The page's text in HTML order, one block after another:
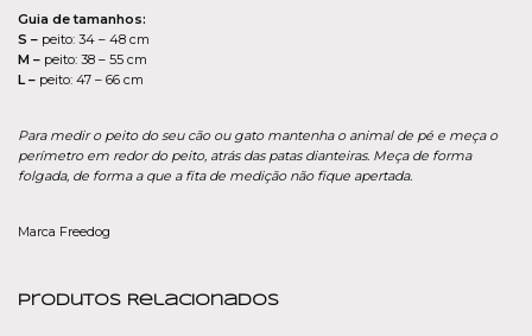
Guia de tamanhos:
S – peito: 34 – 48 cm
M – peito: 38 – 55 cm
L – peito: 47 – 66 cm
Para medir o peito do seu cão ou gato mantenha o animal de pé e meça o
perímetro em redor do peito, atrás das patas dianteiras. Meça de forma
folgada, de forma a que a fita de medição não fique apertada.
Marca Freedog
Produtos Relacionados